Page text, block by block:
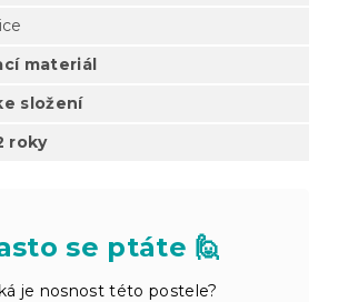
materiál
složení
roky
se ptáte 🙋
je nosnost této postele?